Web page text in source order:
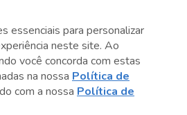
essenciais para personalizar
neste site. Ao
você concorda com estas
na nossa Política de
com a nossa Política de